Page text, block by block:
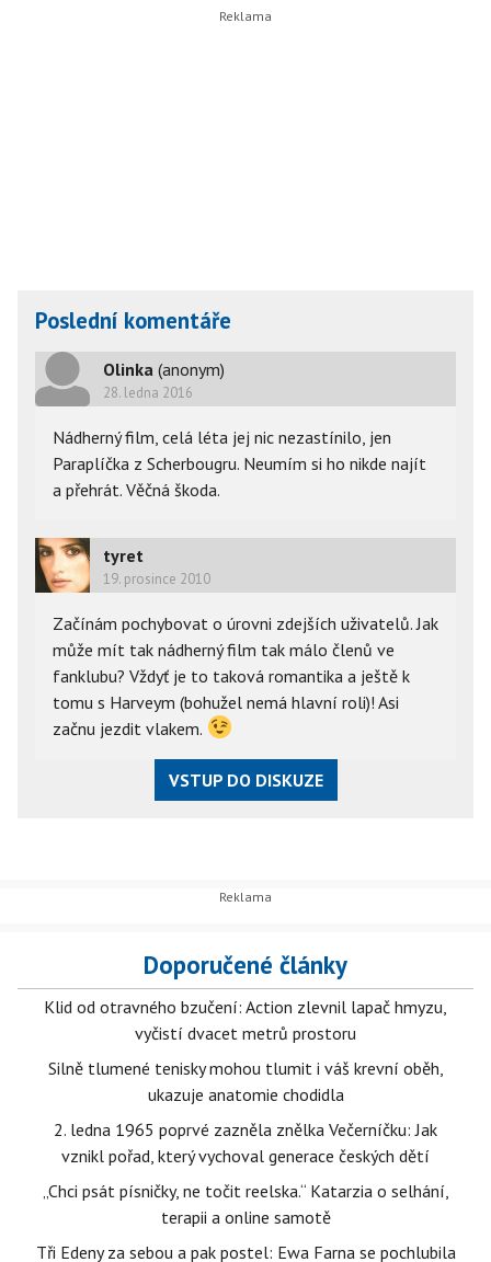
Poslední komentáře
Olinka (anonym)
28. ledna 2016
Nádherný film, celá léta jej nic nezastínilo, jen
Paraplíčka z Scherbougru. Neumím si ho nikde najít
a přehrát. Věčná škoda.
tyret
19. prosince 2010
Začínám pochybovat o úrovni zdejších uživatelů. Jak
může mít tak nádherný film tak málo členů ve
fanklubu? Vždyť je to taková romantika a ještě k
tomu s Harveym (bohužel nemá hlavní roli)! Asi
začnu jezdit vlakem.
VSTUP DO DISKUZE
Doporučené články
Klid od otravného bzučení: Action zlevnil lapač hmyzu,
vyčistí dvacet metrů prostoru
Silně tlumené tenisky mohou tlumit i váš krevní oběh,
ukazuje anatomie chodidla
2. ledna 1965 poprvé zazněla znělka Večerníčku: Jak
vznikl pořad, který vychoval generace českých dětí
„Chci psát písničky, ne točit reelska.“ Katarzia o selhání,
terapii a online samotě
Tři Edeny za sebou a pak postel: Ewa Farna se pochlubila